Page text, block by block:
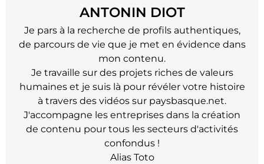
ANTONIN DIOT
Je pars à la recherche de profils authentiques,
de parcours de vie que je met en évidence dans
mon contenu.
Je travaille sur des projets riches de valeurs
humaines et je suis là pour révéler votre histoire
à travers des vidéos sur paysbasque.net.
J'accompagne les entreprises dans la création
de contenu pour tous les secteurs d'activités
confondus !
Alias Toto